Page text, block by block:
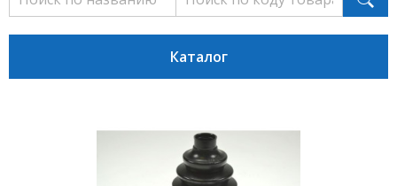
Каталог